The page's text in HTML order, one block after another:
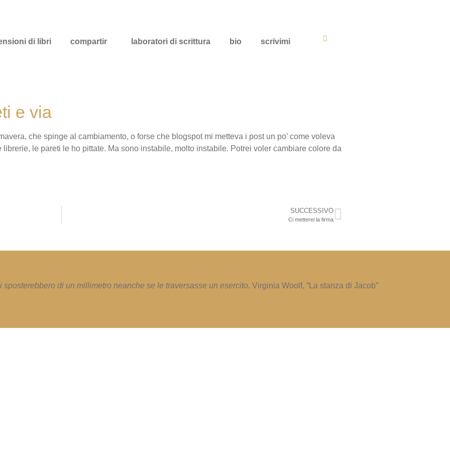
di libri compartir laboratori di scrittura bio scrivimi
e via
che spinge al cambiamento, o forse che blogspot mi metteva i post un po’ come voleva
le pareti le ho pittate. Ma sono instabile, molto instabile. Potrei voler cambiare colore da
SUCCESSIVO
Ci metterei la firma
sposterebbero di un millimetro neanche se le traversasse un esercito. Virginia Woolf, “La stanza di Jacob”